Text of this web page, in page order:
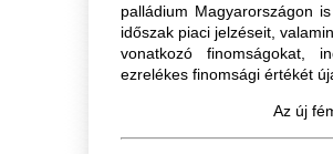
palládium Magyarországon
időszak piaci jelzéseit,
vonatkozó finomságokat,
ezrelékes finomsági értékét
Az új